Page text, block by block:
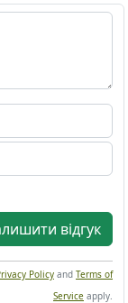
відгук
Policy and Terms of
Service apply.